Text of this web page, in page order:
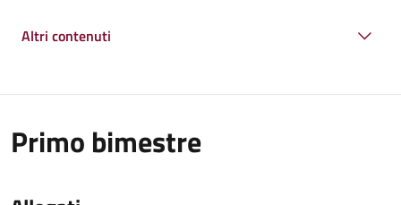
Altri contenuti
Primo bimestre